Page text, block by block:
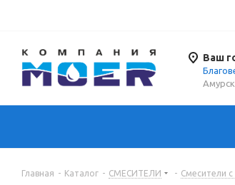
Ваш
Главная - Каталог - СМЕСИТЕЛИ - Смесители